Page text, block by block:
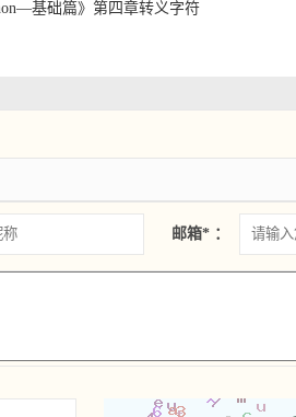
基础篇》第四章转义字符
邮箱* ：